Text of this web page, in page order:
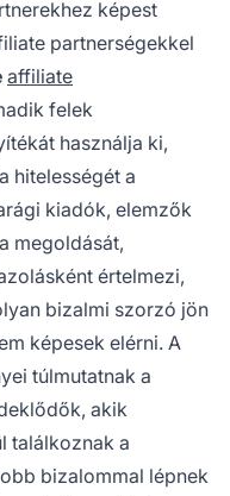
képest
partnerségekkel
affiliate
felek
használja ki,
hitelességét a
kiadók, elemzők
megoldását,
értelmezi,
bizalmi szorzó jön
képesek elérni. A
túlmutatnak a
akik
találkoznak a
bizalommal lépnek